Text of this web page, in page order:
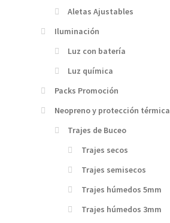
Aletas Ajustables
Iluminación
Luz con batería
Luz química
Packs Promoción
Neopreno y protección térmica
Trajes de Buceo
Trajes secos
Trajes semisecos
Trajes húmedos 5mm
Trajes húmedos 3mm